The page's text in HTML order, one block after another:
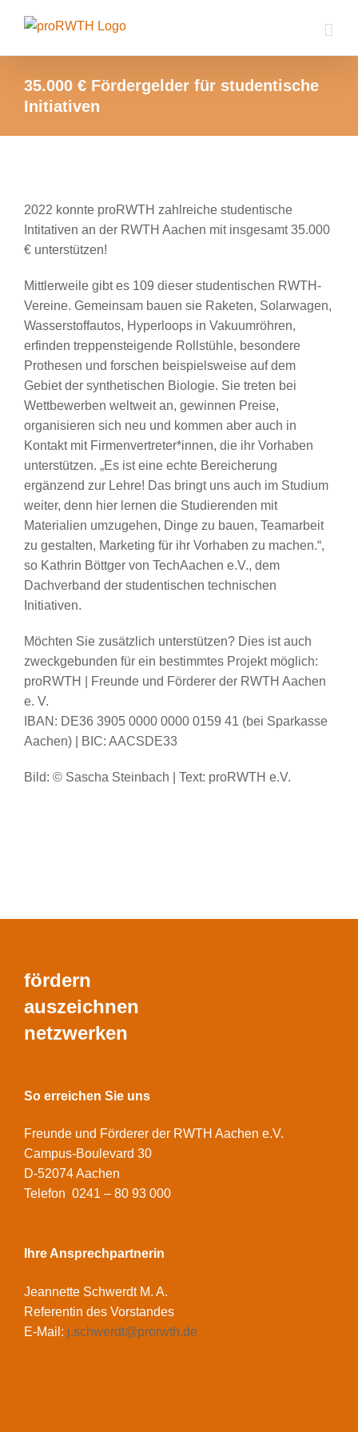
Inhalt
35.000 € Fördergelder für studentische
Initiativen
grösseres
Bild
2022 konnte proRWTH zahlreiche studentische
Intitativen an der RWTH Aachen mit insgesamt 35.000
€ unterstützen!
Mittlerweile gibt es 109 dieser studentischen RWTH-
Vereine. Gemeinsam bauen sie Raketen, Solarwagen,
Wasserstoffautos, Hyperloops in Vakuumröhren,
erfinden treppensteigende Rollstühle, besondere
Prothesen und forschen beispielsweise auf dem
Gebiet der synthetischen Biologie. Sie treten bei
Wettbewerben weltweit an, gewinnen Preise,
organisieren sich neu und kommen aber auch in
Kontakt mit Firmenvertreter*innen, die ihr Vorhaben
unterstützen. „Es ist eine echte Bereicherung
ergänzend zur Lehre! Das bringt uns auch im Studium
weiter, denn hier lernen die Studierenden mit
Materialien umzugehen, Dinge zu bauen, Teamarbeit
zu gestalten, Marketing für ihr Vorhaben zu machen.“,
so Kathrin Böttger von TechAachen e.V., dem
Dachverband der studentischen technischen
Initiativen.
Möchten Sie zusätzlich unterstützen? Dies ist auch
zweckgebunden für ein bestimmtes Projekt möglich:
proRWTH | Freunde und Förderer der RWTH Aachen
e. V.
IBAN: DE36 3905 0000 0000 0159 41 (bei Sparkasse
Aachen) | BIC: AACSDE33
Bild: © Sascha Steinbach | Text: proRWTH e.V.
fördern
auszeichnen
netzwerken
So erreichen Sie uns
Freunde und Förderer der RWTH Aachen e.V.
Campus-Boulevard 30
D-52074 Aachen
Telefon 0241 – 80 93 000
Ihre Ansprechpartnerin
Jeannette Schwerdt M. A.
Referentin des Vorstandes
E-Mail: j.schwerdt@prorwth.de